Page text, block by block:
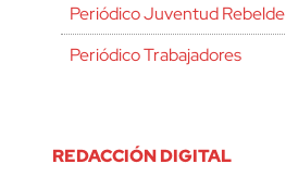
Periódico Juventud Rebelde
Periódico Trabajadores
REDACCIÓN DIGITAL